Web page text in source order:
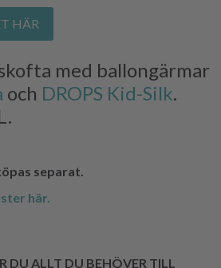
HÄR
med ballongärmar
och DROPS Kid-Silk.
separat.
här.
DU ALLT DU BEHÖVER TILL